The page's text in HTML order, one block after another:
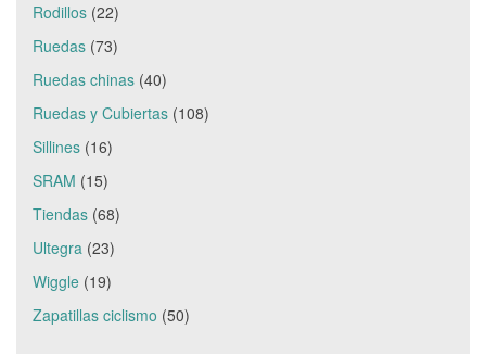
Rodillos (22)
Ruedas (73)
Ruedas chinas (40)
Ruedas y Cubiertas (108)
Sillines (16)
SRAM (15)
Tiendas (68)
Ultegra (23)
Wiggle (19)
Zapatillas ciclismo (50)